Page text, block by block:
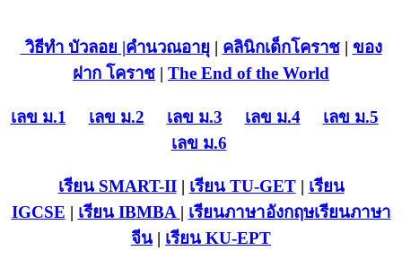
วิธีทำ บัวลอย |คำนวณอายุ | คลินิกเด็กโคราช| ของ
ฝาก โคราช | The End of the World
เลข ม.1 เลข ม.2 เลข ม.3 เลข ม.4
เลข ม.5
เลข ม.6
เรียน SMART-II| เรียน TU-GET| เรียน
IGCSE | เรียน IBMBA | เรียนภาษาอังกฤษเรียนภาษา
จีน | เรียน KU-EPT